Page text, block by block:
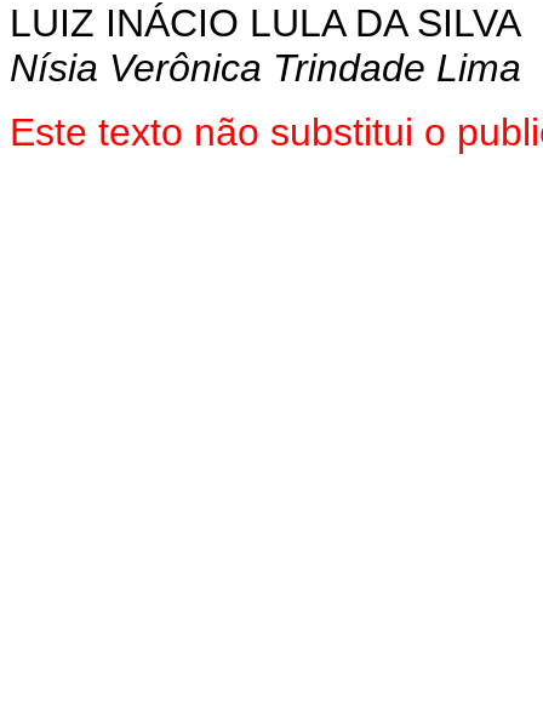
LUIZ INÁCIO LULA DA SILVA
Nísia Verônica Trindade Lima
Este texto não substitui o